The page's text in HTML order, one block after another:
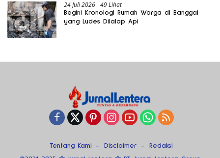
24 Juli 2026 49 Lihat
Begini Kronologi Rumah Warga di Banggai
yang Ludes Dilalap Api
Tentang Kami Disclaimer
Redaksi